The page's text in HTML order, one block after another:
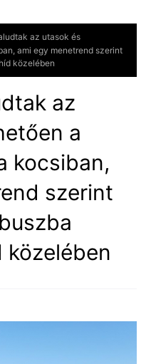
az utasok és
ami egy menetrend szerint
közelében
az
a
kocsiban,
szerint